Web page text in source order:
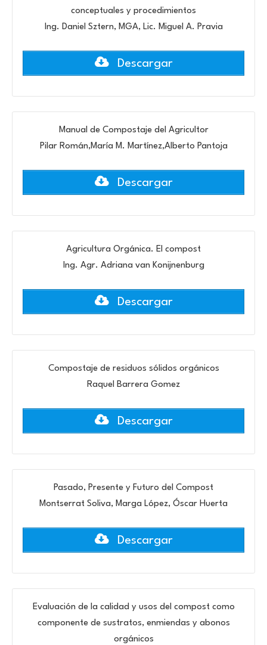
conceptuales y procedimientos
Ing. Daniel Sztern, MGA, Lic. Miguel A. Pravia
Descargar
Manual de Compostaje del Agricultor
Pilar Román,María M. Martínez,Alberto Pantoja
Descargar
Agricultura Orgánica. El compost
Ing. Agr. Adriana van Konijnenburg
Descargar
Compostaje de residuos sólidos orgánicos
Raquel Barrera Gomez
Descargar
Pasado, Presente y Futuro del Compost
Montserrat Soliva, Marga López, Óscar Huerta
Descargar
Evaluación de la calidad y usos del compost como
componente de sustratos, enmiendas y abonos
orgánicos